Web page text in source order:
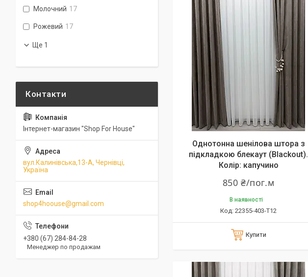
Однотонна шенілова штора з
підкладкою блекаут (Blackout).
Колір: капучино
850 ₴/пог.м
В наявності
22355-403-T12
Купити
Молочний 17
Рожевий 17
Ще 1
Інтернет-магазин "Shop For House"
вул.Калинівська,13-А, Чернівці,
Україна
shop4hoouse@gmail.com
+380 (67) 284-84-28
Менеджер по продажам